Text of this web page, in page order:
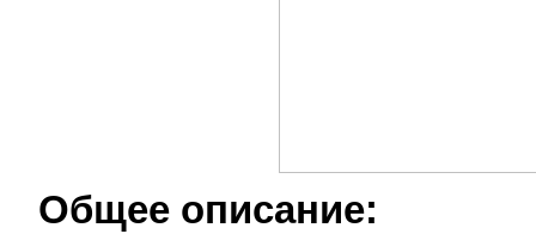
Общее описание: